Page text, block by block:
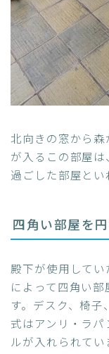
北向きの窓から
が入るこの部屋
過ごした部屋とい
四角い部屋を
殿下が使用して
によって四角い
す。デスク、椅
式はアンリ・ラ
ルが入れられてい